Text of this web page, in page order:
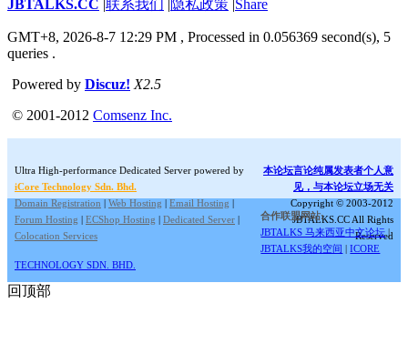
JBTALKS.CC |联系我们 |隐私政策 |Share
GMT+8, 2026-8-7 12:29 PM , Processed in 0.056369 second(s), 5
queries .
Powered by Discuz! X2.5
© 2001-2012 Comsenz Inc.
Ultra High-performance Dedicated Server powered by
iCore Technology Sdn. Bhd.
Domain Registration
Web Hosting Email Hosting
Forum Hosting
ECShop Hosting Dedicated Server
Colocation Services
本论坛言论纯属发表者个人意
见，与本论坛立场无关
Copyright © 2003-2012
JBTALKS.CC All Rights
Reserved
合作联盟网站:
JBTALKS 马来西亚中文论坛
JBTALKS我的空间
|ICORE
TECHNOLOGY SDN. BHD.
回顶部